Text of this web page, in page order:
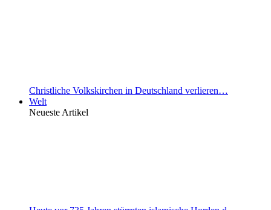
Christliche Volkskirchen in Deutschland verlieren…
Welt
Neueste Artikel